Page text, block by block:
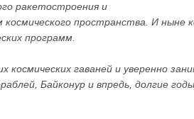
ракетостроения и
космического пространства. И
программ.
космических гаваней и уверенно
Байконур и впредь, долгие